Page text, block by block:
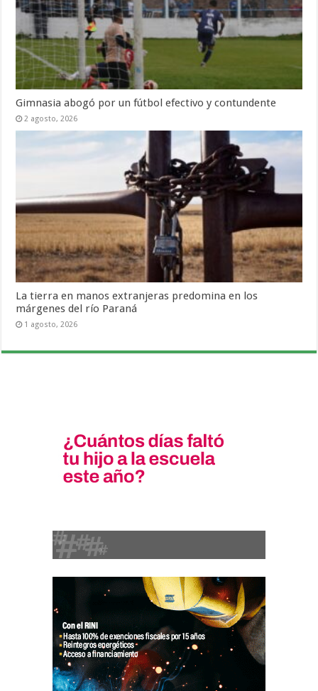
Gimnasia abogó por un fútbol efectivo y contundente
2 agosto, 2026
La tierra en manos extranjeras predomina en los
márgenes del río Paraná
1 agosto, 2026